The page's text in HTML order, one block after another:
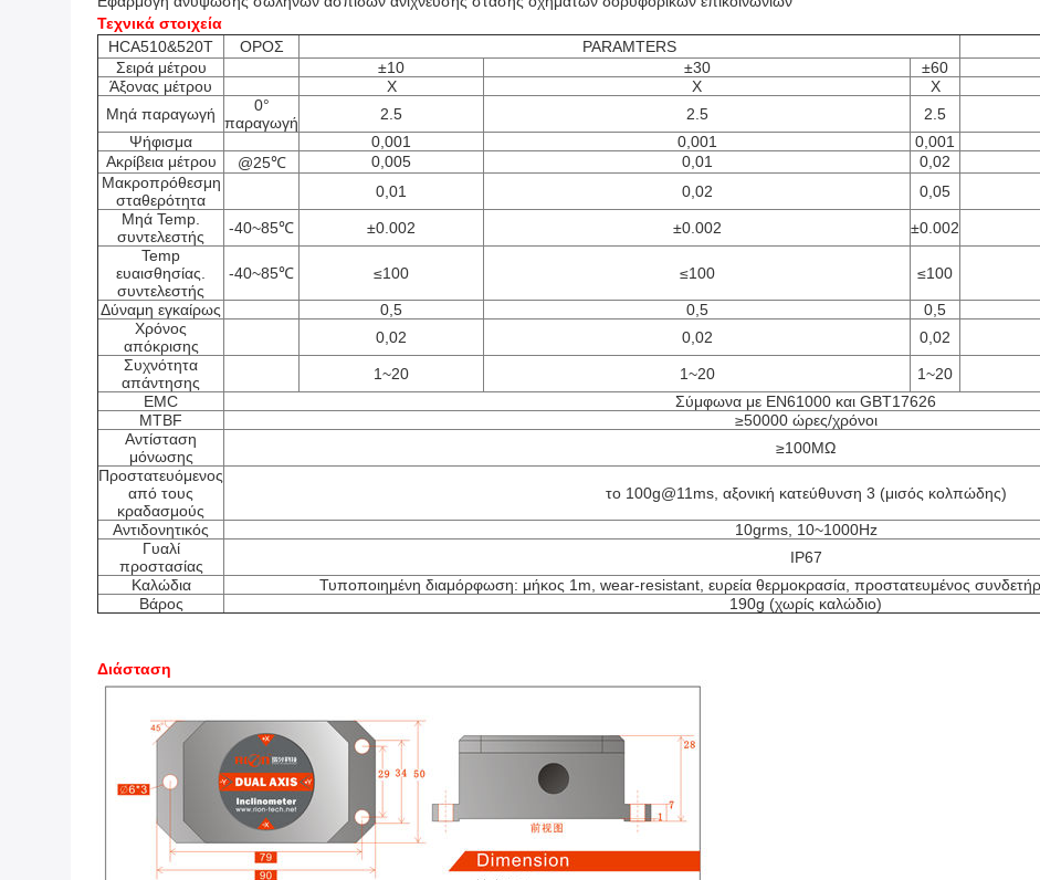
Τεχνικά στοιχεία
HCA510&520T
ΟΡΟΣ PARAMTERS
Σειρά μέτρου
±10 ±30 ±60
Άξονας μέτρου
Χ Χ
Χ
Μηά παραγωγή
0°
παραγωγή
2.5 2.5 2.5
Ψήφισμα
0,001 0,001 0,001
Ακρίβεια μέτρου
@25℃ 0,005 0,01 0,02
Μακροπρόθεσμη
σταθερότητα
0,01 0,02 0,05
Μηά Temp.
συντελεστής
-40~85℃ ±0.002 ±0.002 ±0.002
Temp
ευαισθησίας.
συντελεστής
-40~85℃ ≤100 ≤100 ≤100
Δύναμη εγκαίρως 0,5 0,5 0,5
Χρόνος
απόκρισης
0,02 0,02 0,02
Συχνότητα
απάντησης
1~20 1~20 1~20
EMC
Σύμφωνα με EN61000 και GBT17626
MTBF
≥50000 ώρες/χρόνοι
Αντίσταση
μόνωσης
≥100MΩ
Προστατευόμενος
από τους
κραδασμούς
το 100g@11ms, αξονική κατεύθυνση 3 (μισός κολπώδης)
Αντιδονητικός
10grms, 10~1000Hz
Γυαλί
προστασίας
IP67
Καλώδια
Τυποποιημένη διαμόρφωση: μήκος 1m, wear-resistant, ευρεία θερμοκρασία, προστατευμένος
Βάρος
190g (χωρίς καλώδιο)
Διάσταση